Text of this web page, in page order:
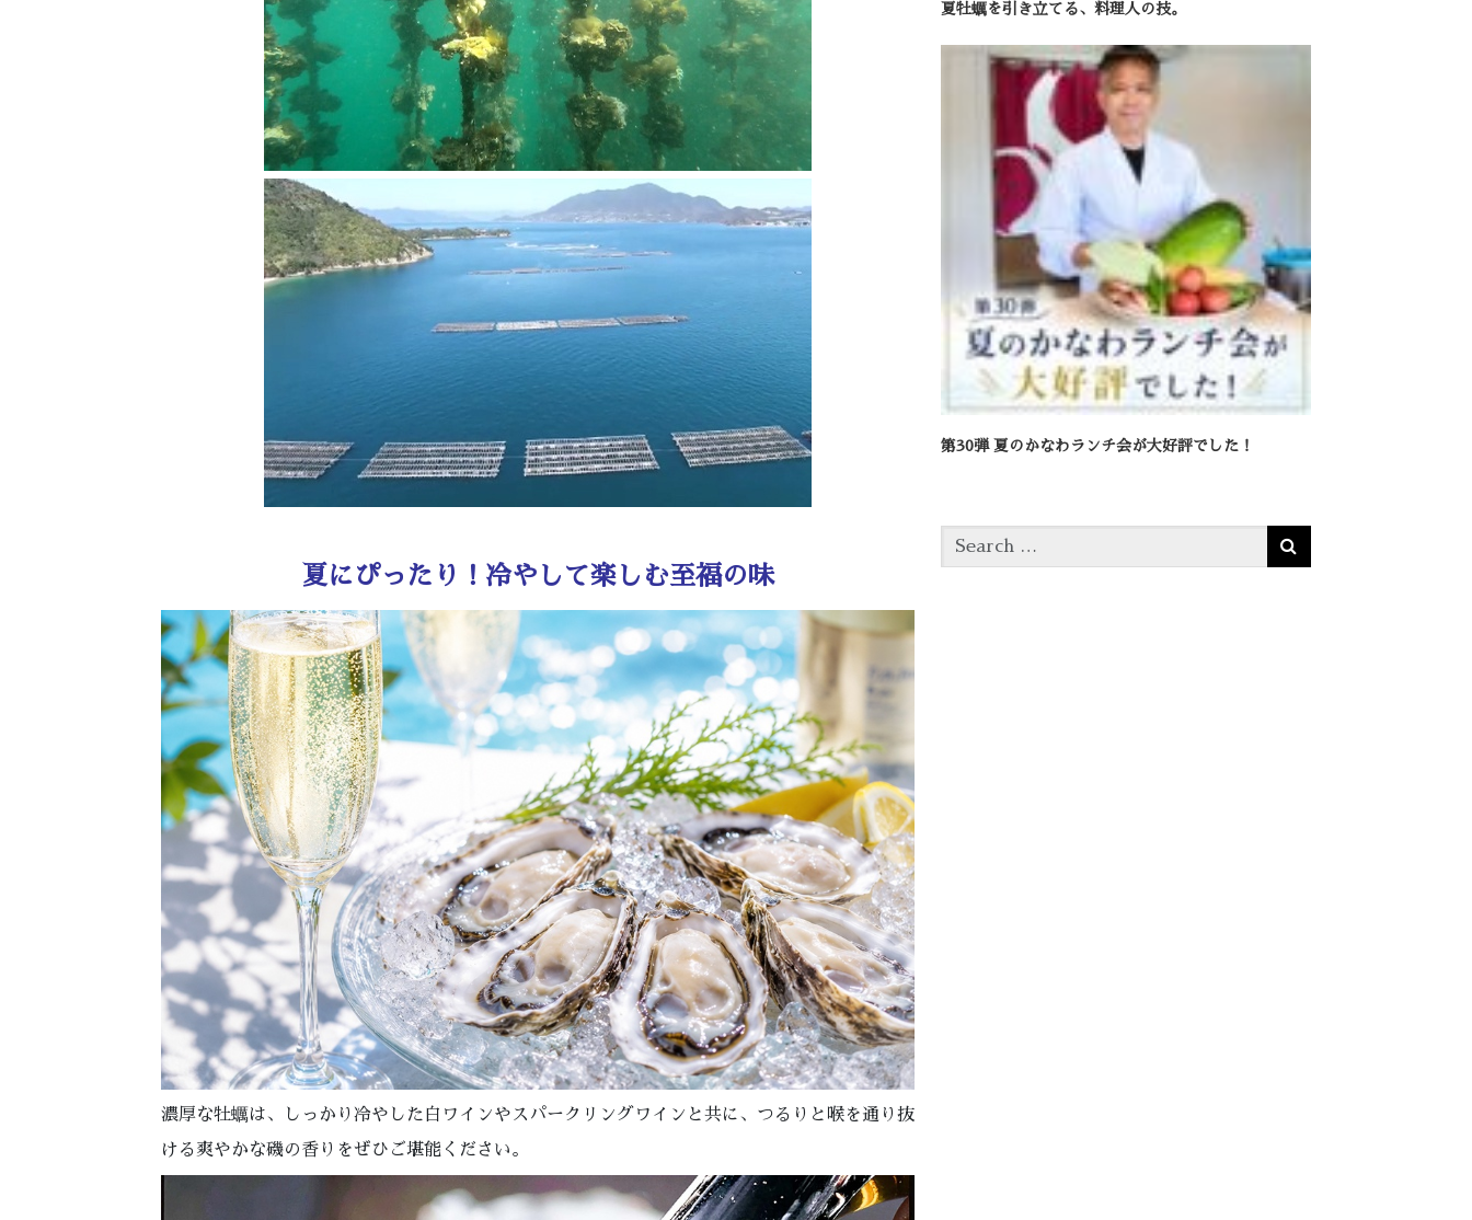
夏にぴったり！冷やして楽しむ至福の味
濃厚な牡蠣は、しっかり冷やした白ワインやスパークリングワインと共に、つるりと喉を通り抜
ける爽やかな磯の香りをぜひご堪能ください。
夏牡蠣を引き立てる、料理人の技。
第30弾 夏のかなわランチ会が大好評でした！